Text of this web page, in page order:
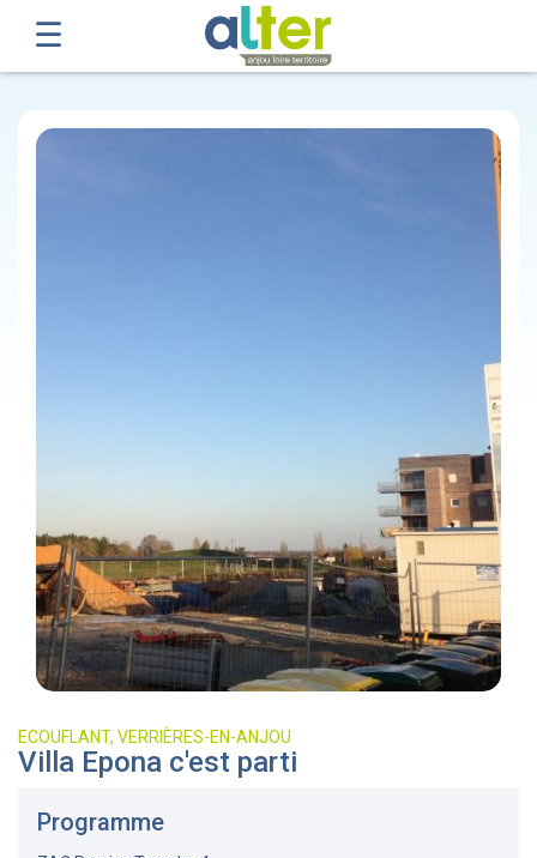
ECOUFLANT, VERRIÈRES-EN-ANJOU
Villa Epona c'est parti
Programme